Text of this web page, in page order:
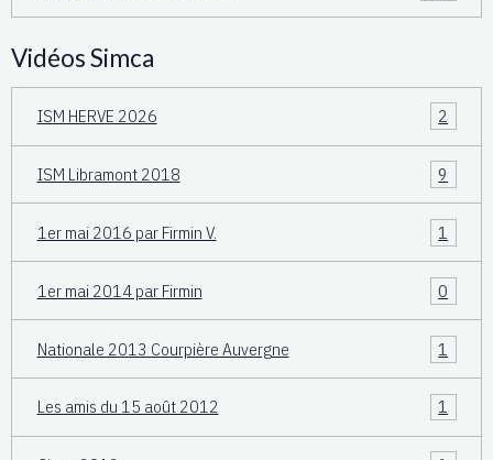
Vidéos Simca
ISM HERVE 2026 2
ISM Libramont 2018 9
1er mai 2016 par Firmin V. 1
1er mai 2014 par Firmin 0
Nationale 2013 Courpière Auvergne 1
Les amis du 15 août 2012 1